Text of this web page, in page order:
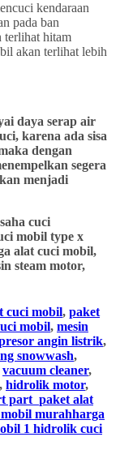
kendaraan
pada ban
terlihat hitam
akan terlihat lebih
daya serap air
karena ada sisa
dengan
segera
menjadi
cuci
mobil type x
alat cuci mobil,
steam motor,
cuci mobil, paket
mobil, mesin
angin listrik,
snowwash,
vacuum cleaner,
, hidrolik motor,
part paket alat
murahharga
1 hidrolik cuci